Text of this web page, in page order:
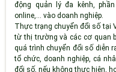
động quản lý đa kênh,
online,... vào doanh nghiệp.
Thực trạng chuyển đổi số tại
từ thị trường và các cơ quan
quá trình chuyển đổi số diễn
tổ chức, doanh nghiệp, cá
đổi số, nếu không thực hiện,